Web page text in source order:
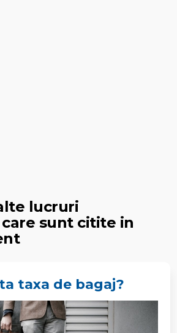
lucruri
sunt citite in
taxa de bagaj?